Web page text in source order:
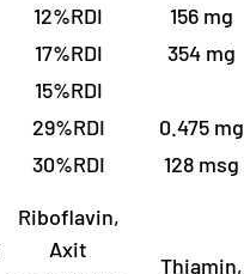
12%RDI
156 mg
17%RDI
354 mg
15%RDI
29%RDI
0.475 mg
30%RDI 128 msg
Riboflavin,
Axit
Thiamin,